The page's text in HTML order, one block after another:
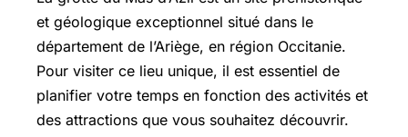
et géologique exceptionnel situé dans le
département de l’Ariège, en région Occitanie.
Pour visiter ce lieu unique, il est essentiel de
planifier votre temps en fonction des activités et
des attractions que vous souhaitez découvrir.